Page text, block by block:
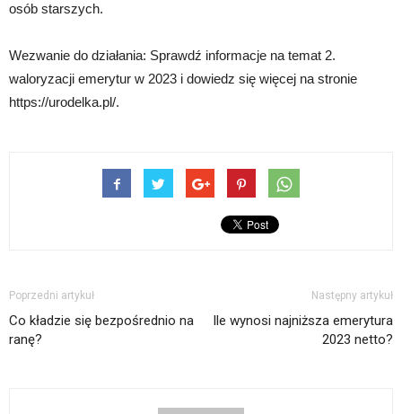
osób starszych.
Wezwanie do działania: Sprawdź informacje na temat 2.
waloryzacji emerytur w 2023 i dowiedz się więcej na stronie
https://urodelka.pl/.
Poprzedni artykuł
Co kładzie się bezpośrednio na
ranę?
Następny artykuł
Ile wynosi najniższa emerytura
2023 netto?